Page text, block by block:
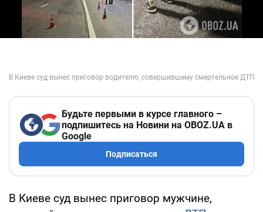
Будьте первыми в курсе главного –
подпишитесь на Новини на OBOZ.UA в
Google
Подписаться
В Киеве суд вынес приговор мужчине,